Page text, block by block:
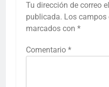
Tu dirección de correo
publicada. Los
marcados con *
Comentario *